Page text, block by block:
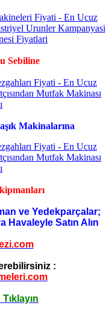
Sebiline
Makinalarına
ve Yedekparçalar;
Havaleyle Satın Alın
: